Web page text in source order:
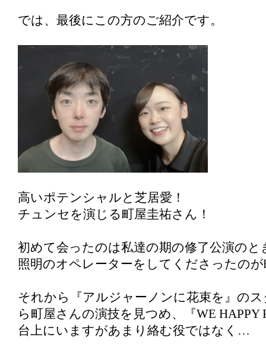
では、最後にこの方のご紹介です。
高いポテンシャルと芝居愛！
チュンセを演じる町屋圭祐さん！
初めて会ったのは私達の期の修了公演のと
照明のオペレーターをしてくださったの
それから『アルジャーノンに花束を』の
ら町屋さんの演技を見つめ、『WE HAPPY
台上にいますがあまり絡む役ではなく…